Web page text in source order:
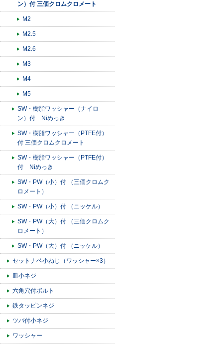
ン）付 三価クロムクロメート
M2
M2.5
M2.6
M3
M4
M5
SW・樹脂ワッシャー（ナイロ
ン）付 Niめっき
SW・樹脂ワッシャー（PTFE付）
付 三価クロムクロメート
SW・樹脂ワッシャー（PTFE付）
付 Niめっき
SW・PW（小）付 （三価クロムク
ロメート）
SW・PW（小）付 （ニッケル）
SW・PW（大）付 （三価クロムク
ロメート）
SW・PW（大）付 （ニッケル）
セットナベ小ねじ（ワッシャー×3）
皿小ネジ
六角穴付ボルト
鉄タッピンネジ
ツバ付小ネジ
ワッシャー